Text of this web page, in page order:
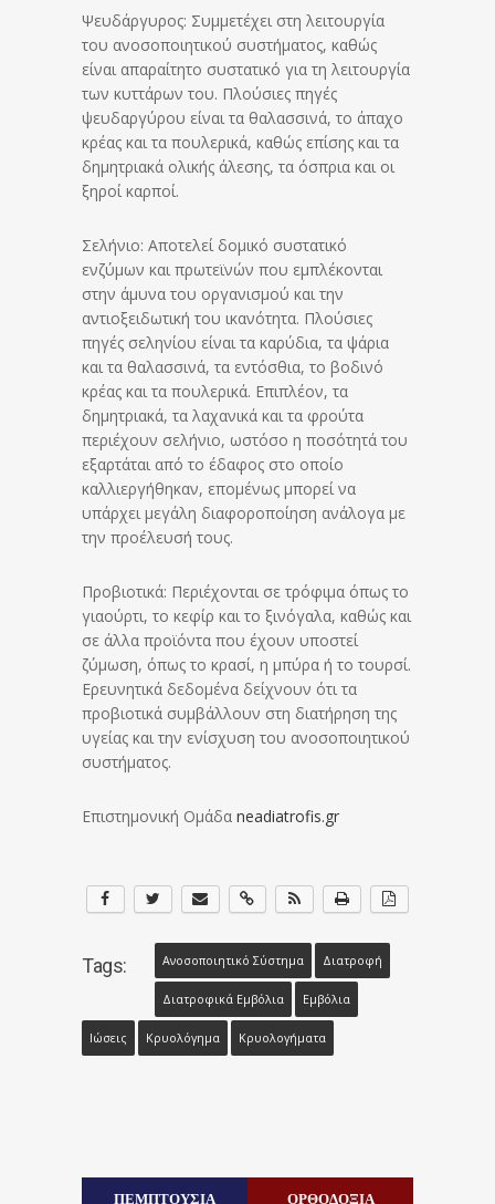
Ψευδάργυρος: Συμμετέχει στη λειτουργία
του ανοσοποιητικού συστήματος, καθώς
είναι απαραίτητο συστατικό για τη λειτουργία
των κυττάρων του. Πλούσιες πηγές
ψευδαργύρου είναι τα θαλασσινά, το άπαχο
κρέας και τα πουλερικά, καθώς επίσης και τα
δημητριακά ολικής άλεσης, τα όσπρια και οι
ξηροί καρποί.
Σελήνιο: Αποτελεί δομικό συστατικό
ενζύμων και πρωτεϊνών που εμπλέκονται
στην άμυνα του οργανισμού και την
αντιοξειδωτική του ικανότητα. Πλούσιες
πηγές σεληνίου είναι τα καρύδια, τα ψάρια
και τα θαλασσινά, τα εντόσθια, το βοδινό
κρέας και τα πουλερικά. Επιπλέον, τα
δημητριακά, τα λαχανικά και τα φρούτα
περιέχουν σελήνιο, ωστόσο η ποσότητά του
εξαρτάται από το έδαφος στο οποίο
καλλιεργήθηκαν, επομένως μπορεί να
υπάρχει μεγάλη διαφοροποίηση ανάλογα με
την προέλευσή τους.
Προβιοτικά: Περιέχονται σε τρόφιμα όπως το
γιαούρτι, το κεφίρ και το ξινόγαλα, καθώς και
σε άλλα προϊόντα που έχουν υποστεί
ζύμωση, όπως το κρασί, η μπύρα ή το τουρσί.
Ερευνητικά δεδομένα δείχνουν ότι τα
προβιοτικά συμβάλλουν στη διατήρηση της
υγείας και την ενίσχυση του ανοσοποιητικού
συστήματος.
Επιστημονική Ομάδα neadiatrofis.gr
Tags: Ανοσοποιητικό Σύστημα Διατροφή
Διατροφικά Εμβόλια Εμβόλια
Ιώσεις Κρυολόγημα Κρυολογήματα
ΠΕΜΠΤΟΥΣΙΑ ΟΡΘΟΔΟΞΙΑ